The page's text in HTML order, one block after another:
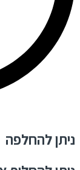
ניתן להחלפה